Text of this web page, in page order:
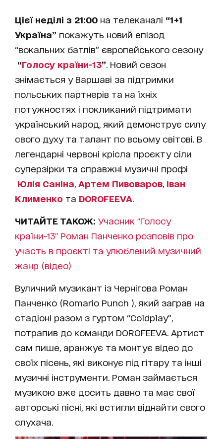
Цієї неділі з 21:00 на телеканалі “1+1
Україна” покажуть новий епізод
“вокальних батлів” європейського сезону
“Голосу країни-13” . Новий сезон
знімається у Варшаві за підтримки
польських партнерів та на їхніх
потужностях і покликаний підтримати
український народ, який демонструє силу
свого духу та талант по всьому світові. В
легендарні червоні крісла проєкту сіли
суперзірки та справжні музичні профі
Юлія Саніна Артем Пивоваров Іван
Клименко та DOROFEEVA
ЧИТАЙТЕ ТАКОЖ: Учасник "Голосу
країни-13" Роман Панченко розповів про
участь в проєкті та улюблений музичний
жанр (відео)
Вуличний музикант із Чернігова Роман
Панченко (Romario Punch ), який заграв на
стадіоні разом з гуртом “Coldplay”,
потрапив до команди DOROFEEVA. Артист
сам пише, аранжує та монтує відео до
своїх пісень, які виконує під гітару та інші
музичні інструменти. Роман займається
музикою вже досить давно та має свої
авторські пісні, які встигли віднайти свого
слухача.